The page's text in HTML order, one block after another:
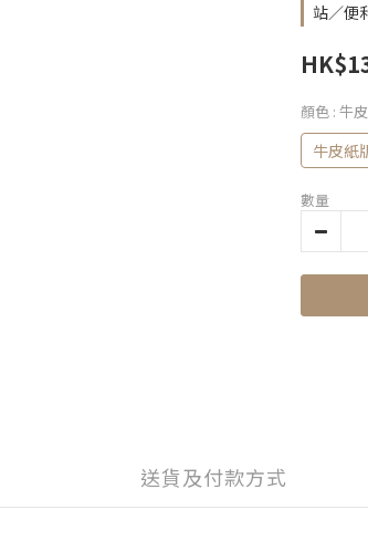
站／便
顏色 : 牛
牛皮紙
數量
送貨及付款方式